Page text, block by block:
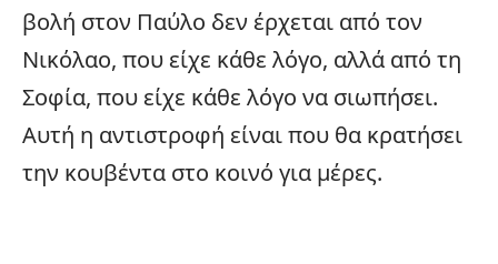
βολή στον Παύλο δεν έρχεται από τον
Νικόλαο, που είχε κάθε λόγο, αλλά από τη
Σοφία, που είχε κάθε λόγο να σιωπήσει.
Αυτή η αντιστροφή είναι που θα κρατήσει
την κουβέντα στο κοινό για μέρες.